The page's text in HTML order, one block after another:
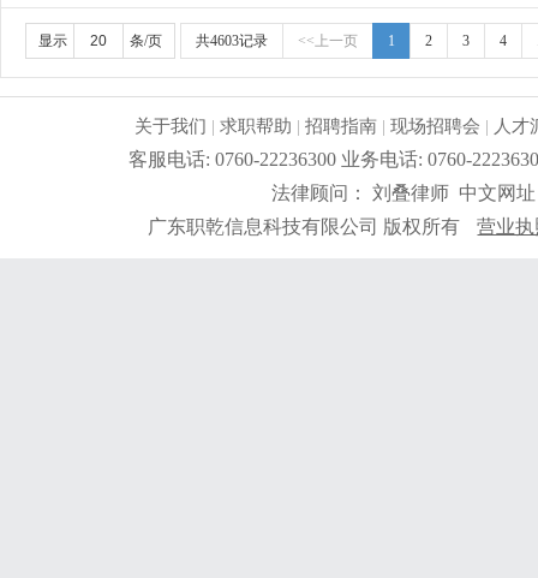
显示 条/页 共4603记录 <<上一页 1 2 3 4
关于我们 |求职帮助 |招聘指南 |现场招聘会 | 人才
客服电话: 0760-22236300 业务电话: 0760-
法律顾问： 刘叠律师 中文网
广东职乾信息科技有限公司 版权所有
营业